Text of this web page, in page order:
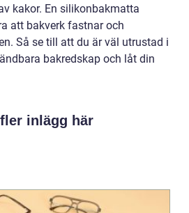
kakor. En silikonbakmatta
att bakverk fastnar och
Så se till att du är väl utrustad i
bakredskap och låt din
inlägg här